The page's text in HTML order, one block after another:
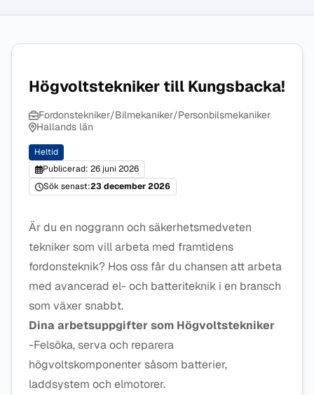
Högvoltstekniker till Kungsbacka!
Fordonstekniker/Bilmekaniker/Personbilsmekaniker
Hallands län
Heltid
Publicerad: 26 juni 2026
Sök senast:23 december 2026
Är du en noggrann och säkerhetsmedveten
tekniker som vill arbeta med framtidens
fordonsteknik? Hos oss får du chansen att arbeta
med avancerad el- och batteriteknik i en bransch
som växer snabbt.
Dina arbetsuppgifter som Högvoltstekniker
-Felsöka, serva och reparera
högvoltskomponenter såsom batterier,
laddsystem och elmotorer.